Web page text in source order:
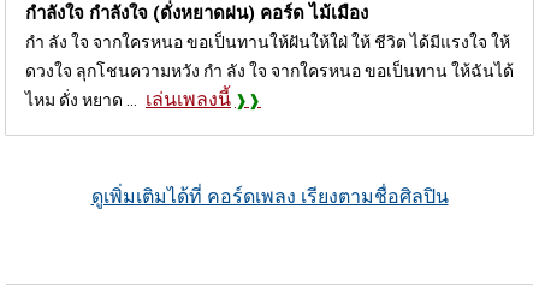
กำลังใจ กำลังใจ (ดั่งหยาดฝน) คอร์ดไม้เมือง
กำ ลัง ใจ จากใครหนอ ขอเป็นทานให้ฝันให้ใฝ่ ให้ ชีวิต ได้มีแรงใจ ให้
ดวงใจ ลุกโชนความหวัง กำ ลัง ใจ จากใครหนอ ขอเป็นทาน ให้ฉันได้
ไหม ดั่ง หยาด ...
เล่นเพลงนี้
ดูเพิ่มเติมได้ที่ คอร์ดเพลง เรียงตามชื่อศิลปิน